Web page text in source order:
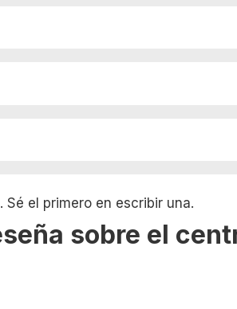
el primero en escribir una.
sobre el